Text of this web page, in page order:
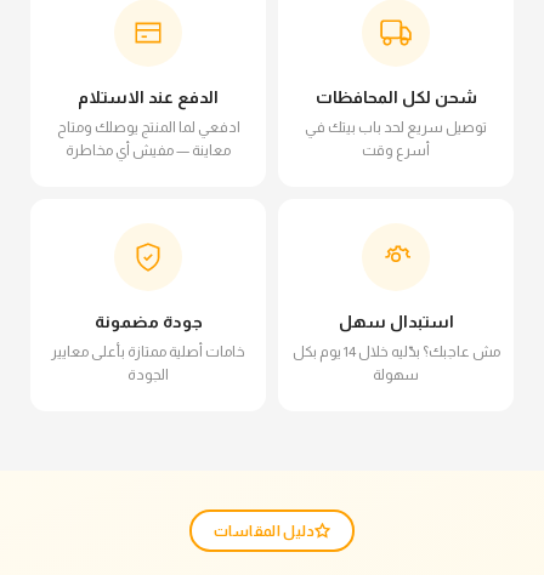
شحن لكل المحافظات
توصيل سريع لحد باب بيتك في
أسرع وقت
الدفع عند الاستلام
ادفعي لما المنتج يوصلك ومتاح
معاينة — مفيش أي مخاطرة
استبدال سهل
مش عاجبك؟ بدّليه خلال 14 يوم بكل
سهولة
جودة مضمونة
خامات أصلية ممتازة بأعلى معايير
الجودة
دليل المقاسات